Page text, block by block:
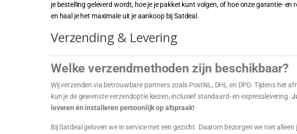
je bestelling geleverd wordt, hoe je je pakket kunt volgen, of hoe onze garantie-
en haal je het maximale uit je aankoop bij Satdeal.
Verzending & Levering
Welke verzendmethoden zijn beschikbaar?
Wij verzenden via betrouwbare partners zoals PostNL, DHL en DPD. Tijdens het
kun je de gewenste verzendoptie kiezen, inclusief standaard- en expresslevering.
leveren én installeren persoonlijk op afspraak!
Bij Satdeal geloven we in service met een gezicht. Daarom bezorgen we niet alleen